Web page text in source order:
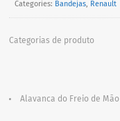
Categories: Bandejas, Renault
Categorias de produto
Alavanca do Freio de Mão